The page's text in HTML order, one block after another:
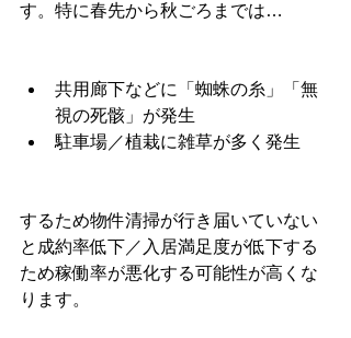
す。特に春先から秋ごろまでは…
共用廊下などに「蜘蛛の糸」「無
視の死骸」が発生
駐車場／植栽に雑草が多く発生
するため物件清掃が行き届いていない
と成約率低下／入居満足度が低下する
ため稼働率が悪化する可能性が高くな
ります。